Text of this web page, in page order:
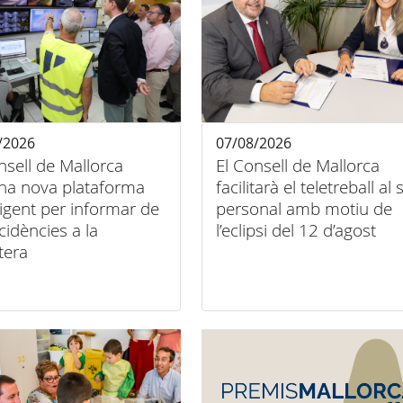
de Mallorca
nova plataforma
per informar de
a la
El Consell de Mallorca
facilitarà el teletreball al
personal amb motiu de
l’eclipsi del 12 d’agost
07/08/2026